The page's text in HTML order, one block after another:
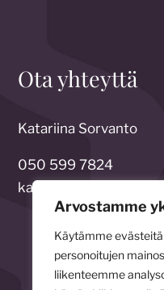
Arvostamme
Käytämme
personoitujen
liikenteemme
Ota yhteyttä
Katariina Sorvanto
050 599 7824